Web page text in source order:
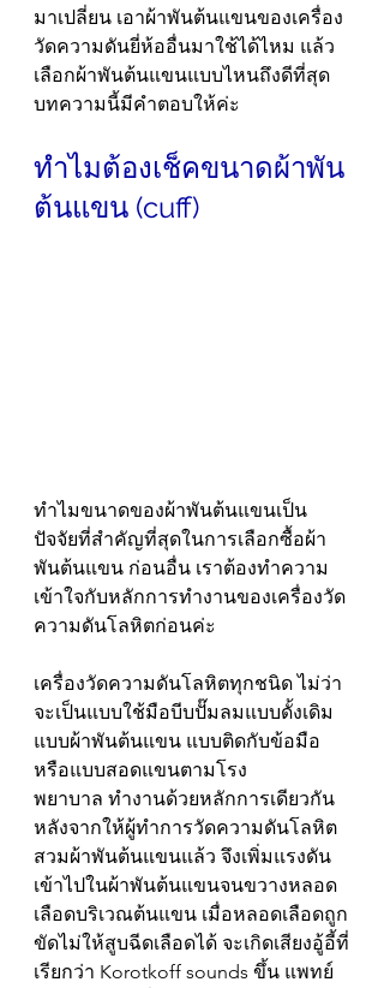
มาเปลี่ยน เอาผ้าพันต้นแขนของเครื่อง
วัดความดันยี่ห้ออื่นมาใช้ได้ไหม แล้ว
เลือกผ้าพันต้นแขนแบบไหนถึงดีที่สุด
บทความนี้มีคำตอบให้ค่ะ
ทำไมต้องเช็คขนาดผ้าพัน
ต้นแขน (cuff)
ทำไมขนาดของผ้าพันต้นแขนเป็น
ปัจจัยที่สำคัญที่สุดในการเลือกซื้อผ้า
พันต้นแขน ก่อนอื่น เราต้องทำความ
เข้าใจกับหลักการทำงานของเครื่องวัด
ความดันโลหิตก่อนค่ะ
เครื่องวัดความดันโลหิตทุกชนิด ไม่ว่า
จะเป็นแบบใช้มือบีบปั๊มลมแบบดั้งเดิม
แบบผ้าพันต้นแขน แบบติดกับข้อมือ
หรือแบบสอดแขนตามโรง
พยาบาล ทำงานด้วยหลักการเดียวกัน
หลังจากให้ผู้ทำการวัดความดันโลหิต
สวมผ้าพันต้นแขนแล้ว จึงเพิ่มแรงดัน
เข้าไปในผ้าพันต้นแขนจนขวางหลอด
เลือดบริเวณต้นแขน เมื่อหลอดเลือดถูก
ขัดไม่ให้สูบฉีดเลือดได้ จะเกิดเสียงอู้อี้ที่
เรียกว่า Korotkoff sounds ขึ้น แพทย์